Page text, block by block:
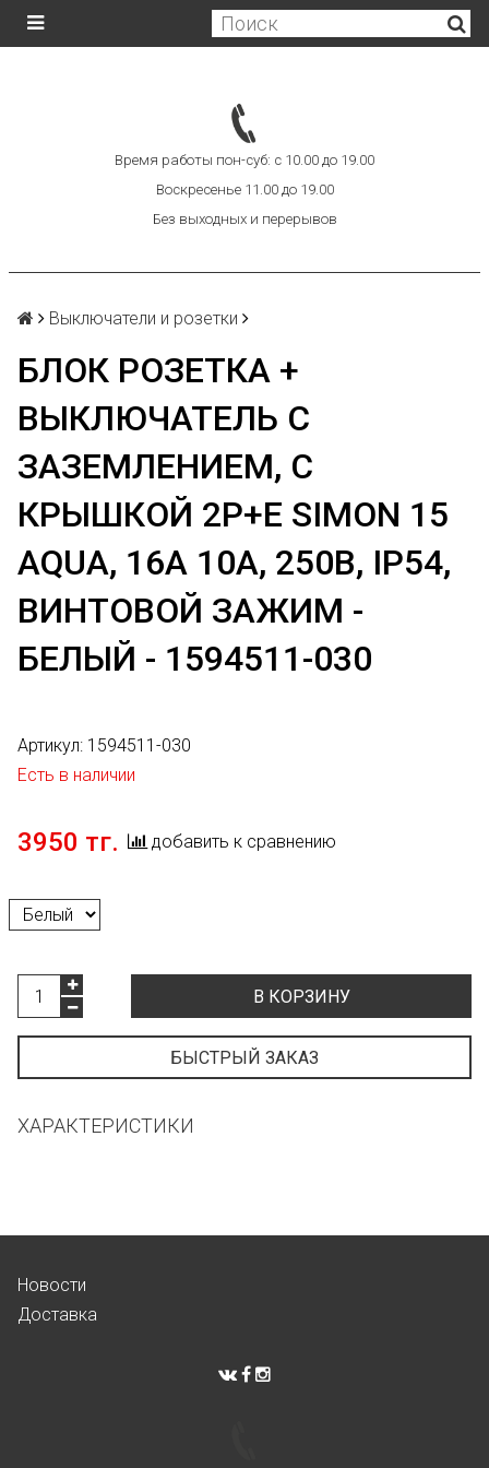
Время работы пон-суб: с 10.00 до 19.00
Воскресенье 11.00 до 19.00
Без выходных и перерывов
Выключатели и розетки
БЛОК РОЗЕТКА +
ВЫКЛЮЧАТЕЛЬ С
ЗАЗЕМЛЕНИЕМ, С
КРЫШКОЙ 2P+E SIMON 15
AQUA, 16А 10А, 250В, IP54,
ВИНТОВОЙ ЗАЖИМ -
БЕЛЫЙ - 1594511-030
Артикул: 1594511-030
Есть в наличии
3950 тг. добавить к сравнению
В КОРЗИНУ
БЫСТРЫЙ ЗАКАЗ
ХАРАКТЕРИСТИКИ
Новости
Доставка